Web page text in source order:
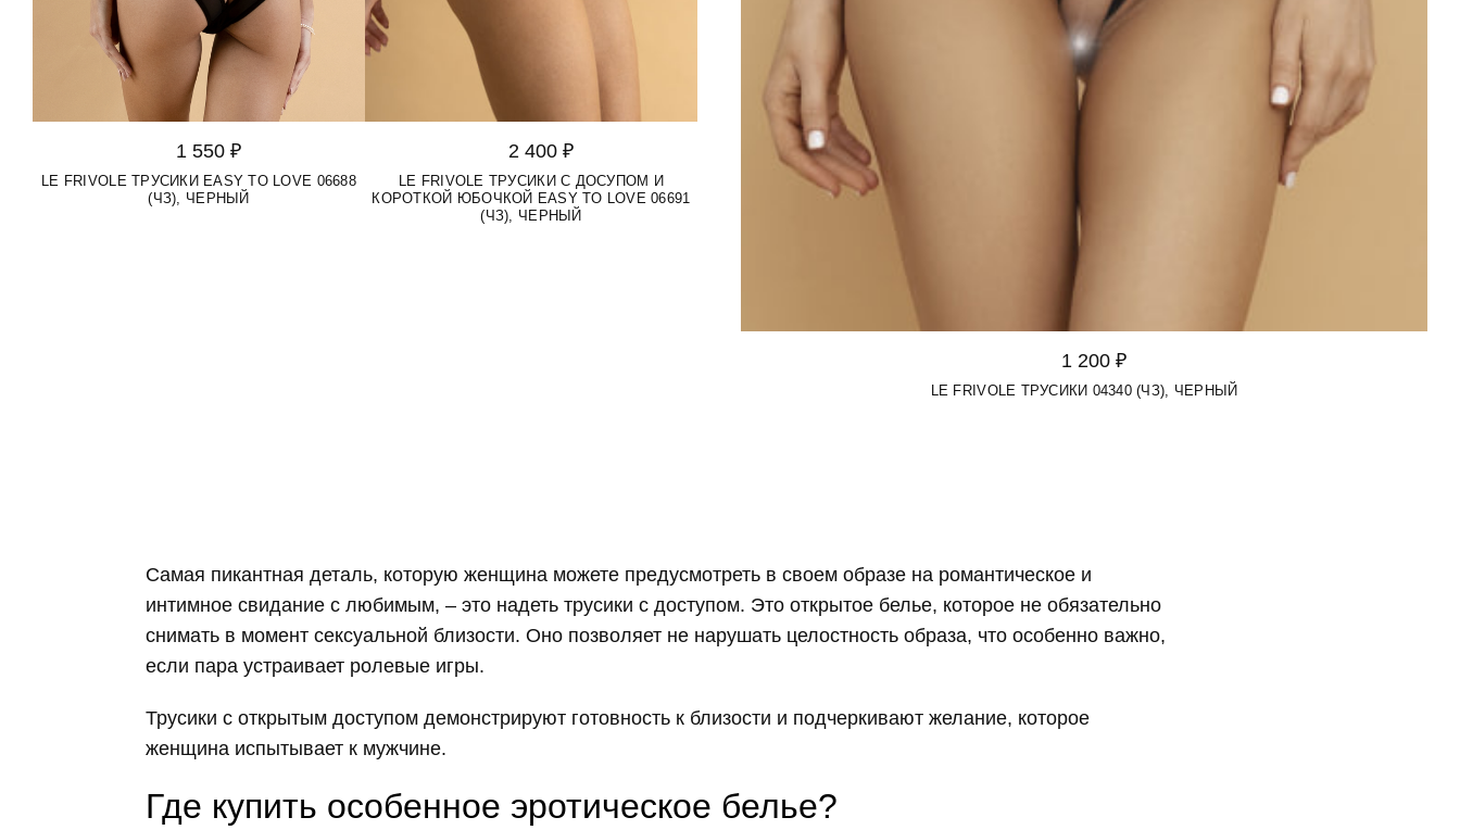
1 550 ₽
LE FRIVOLE ТРУСИКИ EASY TO LOVE 06688
(ЧЗ), ЧЕРНЫЙ
2 400 ₽
LE FRIVOLE ТРУСИКИ С ДОСУПОМ И
КОРОТКОЙ ЮБОЧКОЙ EASY TO LOVE 06691
(ЧЗ), ЧЕРНЫЙ
1 200 ₽
LE FRIVOLE ТРУСИКИ 04340 (ЧЗ), ЧЕРНЫЙ
Самая пикантная деталь, которую женщина можете предусмотреть в своем образе на романтическое и
интимное свидание с любимым, – это надеть трусики с доступом. Это открытое белье, которое не обязательно
снимать в момент сексуальной близости. Оно позволяет не нарушать целостность образа, что особенно важно,
если пара устраивает ролевые игры.
Трусики с открытым доступом демонстрируют готовность к близости и подчеркивают желание, которое
женщина испытывает к мужчине.
Где купить особенное эротическое белье?